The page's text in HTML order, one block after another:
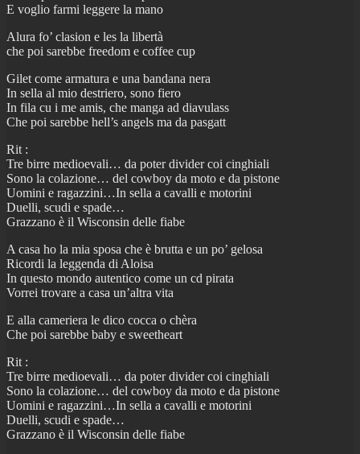
E voglio farmi leggere la mano
Alura fo’ clasion e les la libertà
che poi sarebbe freedom e coffee cup
Gilet come armatura e una bandana nera
In sella al mio destriero, sono fiero
In fila cu i me amis, che manga ad diavulass
Che poi sarebbe hell’s angels ma da pasgatt
Rit :
Tre birre medioevali… da poter divider coi cinghiali
Sono la colazione… del cowboy da moto e da pistone
Uomini e ragazzini…In sella a cavalli e motorini
Duelli, scudi e spade…
Grazzano è il Wisconsin delle fiabe
A casa ho la mia sposa che è brutta e un po’ gelosa
Ricordi la leggenda di Aloisa
In questo mondo autentico come un cd pirata
Vorrei trovare a casa un’altra vita
E alla cameriera le dico cocca o chèra
Che poi sarebbe baby e sweetheart
Rit :
Tre birre medioevali… da poter divider coi cinghiali
Sono la colazione… del cowboy da moto e da pistone
Uomini e ragazzini…In sella a cavalli e motorini
Duelli, scudi e spade…
Grazzano è il Wisconsin delle fiabe